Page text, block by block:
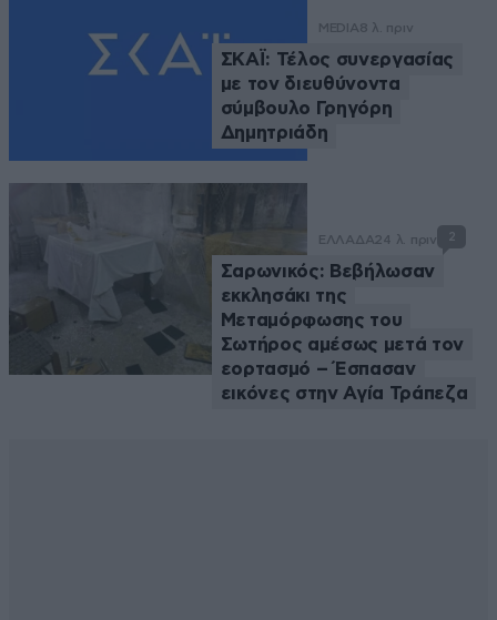
MEDIA8 λ. πριν
ΣΚΑΪ: Τέλος συνεργασίας
με τον διευθύνοντα
σύμβουλο Γρηγόρη
Δημητριάδη
ΕΛΛΑΔΑ24 λ. πριν 2
Σαρωνικός: Βεβήλωσαν
εκκλησάκι της
Μεταμόρφωσης του
Σωτήρος αμέσως μετά τον
εορτασμό – Έσπασαν
εικόνες στην Αγία Τράπεζα